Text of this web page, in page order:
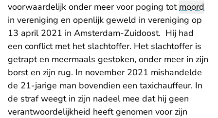
voorwaardelijk onder meer voor poging totmoord
in vereniging en openlijk geweld in vereniging op
13 april 2021 in Amsterdam-Zuidoost. Hij had
een conflict met het slachtoffer. Het slachtoffer is
getrapt en meermaals gestoken, onder meer in zijn
borst en zijn rug. In november 2021 mishandelde
de 21-jarige man bovendien een taxichauffeur. In
de straf weegt in zijn nadeel mee dat hij geen
verantwoordelijkheid heeft genomen voor zijn